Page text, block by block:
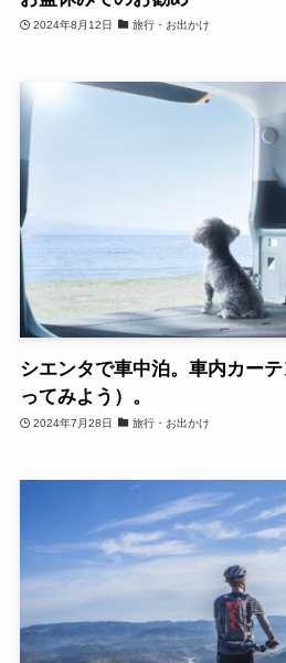
2024年8月12日 旅行・お出かけ
シエンタで車中泊。車内カー
ってみよう）。
2024年7月28日 旅行・お出かけ